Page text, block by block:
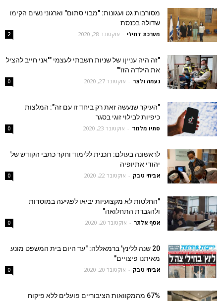
מסורבות גט ועגונות: "מבוי סתום" וארגוני נשים הקימו
שדולה בכנסת
מערכת דתילי - אוקטובר 28, 2020 2
"זה היה ענייןו של שניות חשבתי לעצמי "'אני חייב להציל
את הילדה הזו'"
נעמה זלצר - אוקטובר 27, 2020 0
"העיקר שנעשה זאת רק ביחד זו עם זה": המלצות
כיפיות לבילוי זוגי בסגר
סתיו מלמד - אוקטובר 23, 2020 0
לראשונה בעולם: תכנית ללימוד וחקר כתבי הקודש של
יהודי אתיופיה
אביחי טבק - אוקטובר 22, 2020 0
"החלטות לא מקצועיות יביאו לפגיעה במוסדות
ולהגברת התחלואה"
אסף אלתר - אוקטובר 20, 2020 0
20 שנה ללינץ' ברמאללה: "עד היום בית המשפט מונע
מאיתנו פיצויים"
אביחי טבק - אוקטובר 20, 2020 0
67% מהמקוואות הציבוריים פועלים ללא פיקוח